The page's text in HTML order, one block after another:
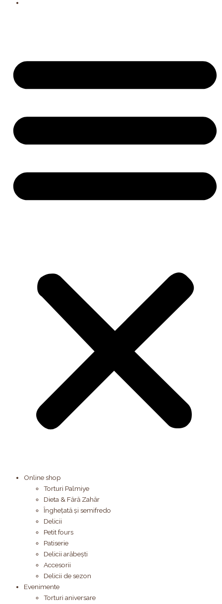
Online shop
Torturi Palmiye
Dieta & Fără Zahăr
Înghețată și semifredo
Delicii
Petit fours
Patiserie
Delicii arăbești
Accesorii
Delicii de sezon
Evenimente
Torturi aniversare